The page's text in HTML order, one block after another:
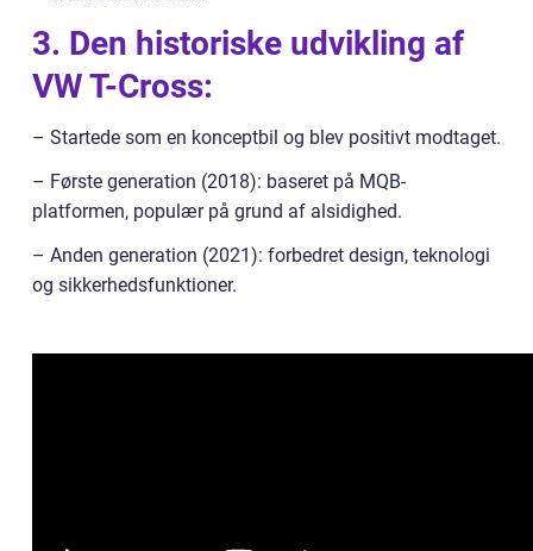
3. Den historiske udvikling af
VW T-Cross:
– Startede som en konceptbil og blev positivt modtaget.
– Første generation (2018): baseret på MQB-
platformen, populær på grund af alsidighed.
– Anden generation (2021): forbedret design, teknologi
og sikkerhedsfunktioner.